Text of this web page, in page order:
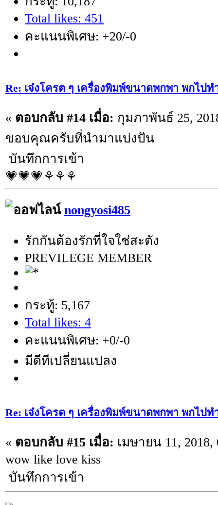
Total likes: 451
คะแนนพิเศษ: +20/-0
Re: เจ๋งโครต ๆ เครื่องพิมพ์ขนาดพกพา พกไป
« ตอบกลับ #14 เมื่อ: กุมภาพันธ์ 25,
ขอบคุณครับที่นำมาแบ่งปัน
บันทึกการเข้า
💗💗💗⚘⚘⚘
nongyosi485
รักกันต้องรักที่ใจใช่สะตัง
PREVILEGE MEMBER
กระทู้: 5,167
Total likes: 4
คะแนนพิเศษ: +0/-0
มีดีทีเปลี่ยนแปลง
Re: เจ๋งโครต ๆ เครื่องพิมพ์ขนาดพกพา พกไป
« ตอบกลับ #15 เมื่อ: เมษายน 11, 2018,
wow like love kiss
บันทึกการเข้า